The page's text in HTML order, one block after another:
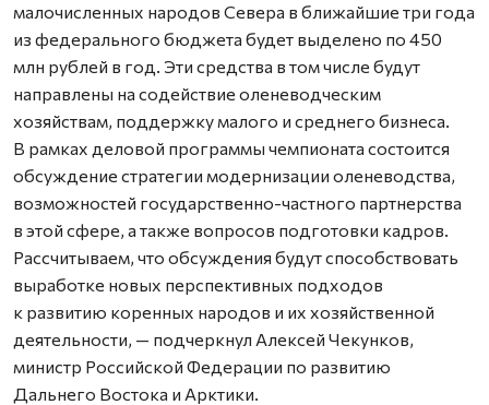
малочисленных народов Севера в ближайшие три года
из федерального бюджета будет выделено по 450
млн рублей в год. Эти средства в том числе будут
направлены на содействие оленеводческим
хозяйствам, поддержку малого и среднего бизнеса.
В рамках деловой программы чемпионата состоится
обсуждение стратегии модернизации оленеводства,
возможностей государственно-частного партнерства
в этой сфере, а также вопросов подготовки кадров.
Рассчитываем, что обсуждения будут способствовать
выработке новых перспективных подходов
к развитию коренных народов и их хозяйственной
деятельности, — подчеркнул Алексей Чекунков,
министр Российской Федерации по развитию
Дальнего Востока и Арктики.